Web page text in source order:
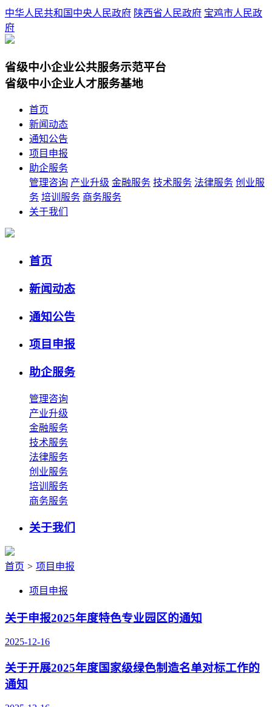
中华人民共和国中央人民政府 陕西省人民政府 宝鸡市人民政
府
省级中小企业公共服务示范平台
省级中小企业人才服务基地
首页
新闻动态
通知公告
项目申报
助企服务
管理咨询 产业升级 金融服务 技术服务 法律服务 创业服
务 培训服务 商务服务
关于我们
首页
新闻动态
通知公告
项目申报
助企服务
管理咨询
产业升级
金融服务
技术服务
法律服务
创业服务
培训服务
商务服务
关于我们
首页 > 项目申报
项目申报
关于申报2025年度特色专业园区的通知
2025-12-16
关于开展2025年度国家级绿色制造名单对标工作的
通知